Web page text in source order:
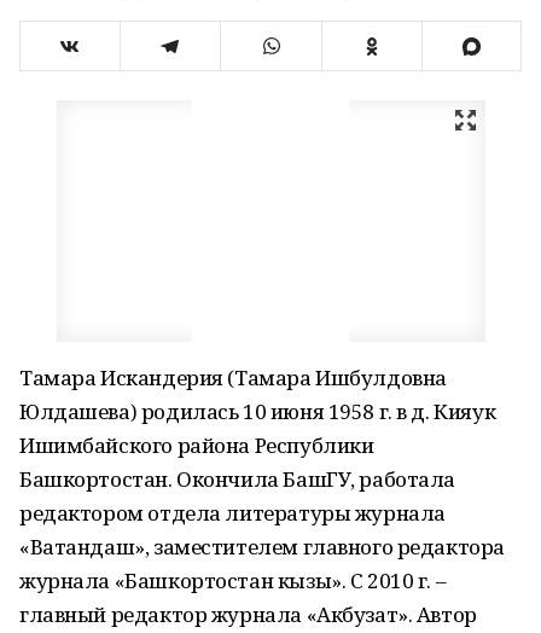
Тамара Искандерия (Тамара Ишбулдовна
Юлдашева) родилась 10 июня 1958 г. в д. Кияук
Ишимбайского района Республики
Башкортостан. Окончила БашГУ, работала
редактором отдела литературы журнала
«Ватандаш», заместителем главного редактора
журнала «Башкортостан кызы». С 2010 г. –
главный редактор журнала «Акбузат». Автор